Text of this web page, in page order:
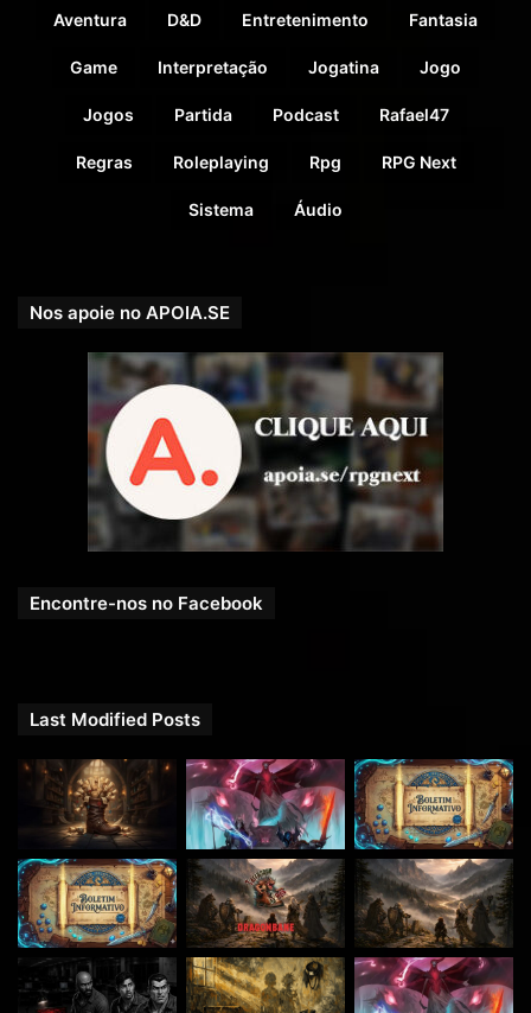
Antes de assinar como umJOGADORenvie um e-mail
paracontato@rpgnext.com.bre consulte sobre as vagas.
Elas têm número limitado.
ATENÇÃO: Esse podcast é recomendado para
Aventura D&D Entretenimento Fantasia
Game Interpretação Jogatina Jogo
Jogos Partida Podcast Rafael47
Regras Roleplaying Rpg RPG Next
Sistema Áudio
Nos apoie no APOIA.SE
Encontre-nos no Facebook
Last Modified Posts